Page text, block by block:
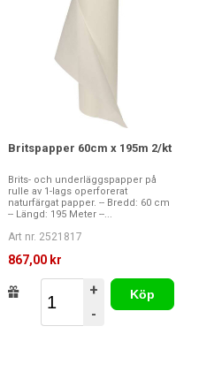
Britspapper 60cm x 195m 2/kt
Brits- och underläggspapper på
rulle av 1-lags operforerat
naturfärgat papper. -- Bredd: 60 cm
-- Längd: 195 Meter --...
Art nr. 2521817
867,00 kr
+
-
Köp